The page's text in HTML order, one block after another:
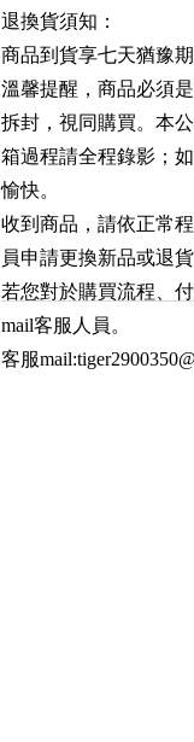
退換貨須知：
商品到貨享七天猶豫
溫馨提醒，商品必須
拆封，視同購買。本
箱過程請全程錄影；
愉快。
收到商品，請依正常
員申請更換新品或退貨
若您對於購買流程、
mail客服人員。
客服mail: